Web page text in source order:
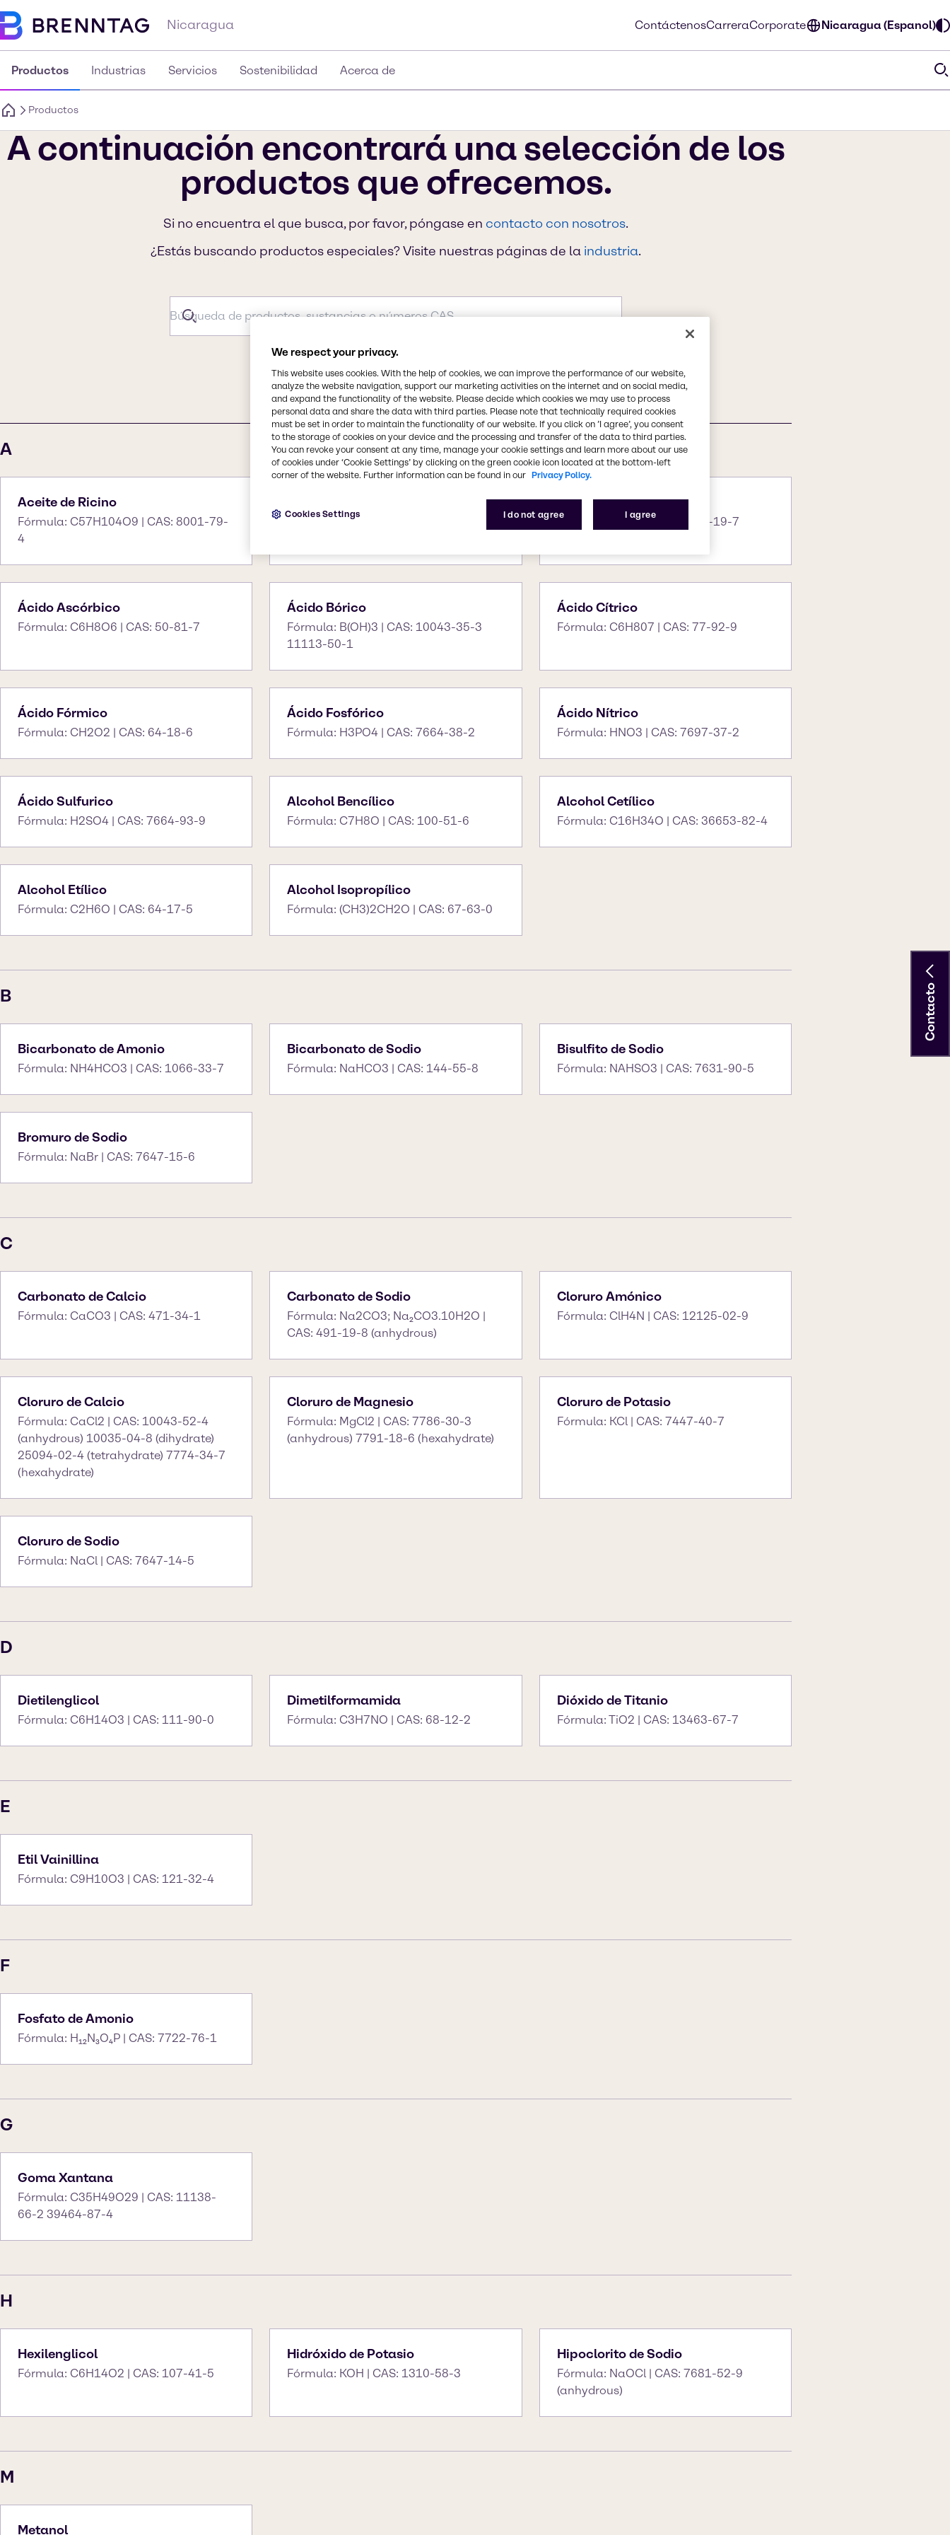
Nicaragua ContáctenosCarreraCorporate Nicaragua (Espanol)
Productos Industrias Servicios Sostenibilidad Acerca de
Productos
A continuación encontrará una selección de los
productos que ofrecemos.
Si no encuentra el que busca, por favor, póngase en contacto con nosotros.
¿Estás buscando productos especiales? Visite nuestras páginas de la industria.
#ABCDEFGHIJKLMNOPQRSTUVWXYZ
A
Aceite de Ricino
Fórmula: C57H104O9 | CAS: 8001-79-
4
Fórmula: C3H6O | CAS: 67-64-1
Ácido Acético
Fórmula: C2H4O2 | CAS: 64-19-7
Ácido Ascórbico
Fórmula: C6H8O6 | CAS: 50-81-7
Ácido Bórico
Fórmula: B(OH)3 | CAS: 10043-35-3
11113-50-1
Ácido Cítrico
Fórmula: C6H807 | CAS: 77-92-9
Ácido Fórmico
Fórmula: CH2O2 | CAS: 64-18-6
Ácido Fosfórico
Fórmula: H3PO4 | CAS: 7664-38-2
Ácido Nítrico
Fórmula: HNO3 | CAS: 7697-37-2
Ácido Sulfurico
Fórmula: H2SO4 | CAS: 7664-93-9
Alcohol Bencílico
Fórmula: C7H8O | CAS: 100-51-6
Alcohol Cetílico
Fórmula: C16H34O | CAS: 36653-82-4
Alcohol Etílico
Fórmula: C2H6O | CAS: 64-17-5
Alcohol Isopropílico
Fórmula: (CH3)2CH2O | CAS: 67-63-0
B
Bicarbonato de Amonio
Fórmula: NH4HCO3 | CAS: 1066-33-7
Bicarbonato de Sodio
Fórmula: NaHCO3 | CAS: 144-55-8
Bisulfito de Sodio
Fórmula: NAHSO3 | CAS: 7631-90-5
Bromuro de Sodio
Fórmula: NaBr | CAS: 7647-15-6
C
Carbonato de Calcio
Fórmula: CaCO3 | CAS: 471-34-1
Carbonato de Sodio
Fórmula: Na2CO3; Na₂CO3.10H2O |
CAS: 491-19-8 (anhydrous)
Cloruro Amónico
Fórmula: ClH4N | CAS: 12125-02-9
Cloruro de Calcio
Fórmula: CaCl2 | CAS: 10043-52-4
(anhydrous) 10035-04-8 (dihydrate)
25094-02-4 (tetrahydrate) 7774-34-7
(hexahydrate)
Cloruro de Magnesio
Fórmula: MgCl2 | CAS: 7786-30-3
(anhydrous) 7791-18-6 (hexahydrate)
Cloruro de Potasio
Fórmula: KCl | CAS: 7447-40-7
Cloruro de Sodio
Fórmula: NaCl | CAS: 7647-14-5
D
Dietilenglicol
Fórmula: C6H14O3 | CAS: 111-90-0
Dimetilformamida
Fórmula: C3H7NO | CAS: 68-12-2
Dióxido de Titanio
Fórmula: TiO2 | CAS: 13463-67-7
E
Etil Vainillina
Fórmula: C9H10O3 | CAS: 121-32-4
F
Fosfato de Amonio
Fórmula: H₁₂N₃O₄P | CAS: 7722-76-1
G
Goma Xantana
Fórmula: C35H49O29 | CAS: 11138-
66-2 39464-87-4
H
Hexilenglicol
Fórmula: C6H14O2 | CAS: 107-41-5
Hidróxido de Potasio
Fórmula: KOH | CAS: 1310-58-3
Hipoclorito de Sodio
Fórmula: NaOCl | CAS: 7681-52-9
(anhydrous)
M
Metanol
Contacto
We respect your privacy.
This website uses cookies. With the help of cookies, we can improve the performance of our website,
analyze the website navigation, support our marketing activities on the internet and on social media,
and expand the functionality of the website. Please decide which cookies we may use to process
personal data and share the data with third parties. Please note that technically required cookies
must be set in order to maintain the functionality of our website. If you click on ’I agree’, you consent
to the storage of cookies on your device and the processing and transfer of the data to third parties.
You can revoke your consent at any time, manage your cookie settings and learn more about our use
of cookies under ‘Cookie Settings’ by clicking on the green cookie icon located at the bottom-left
corner of the website. Further information can be found in our Privacy Policy.
I do not agree I agree
Cookies Settings